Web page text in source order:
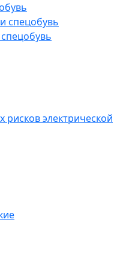
спецобувь
рисков электрической